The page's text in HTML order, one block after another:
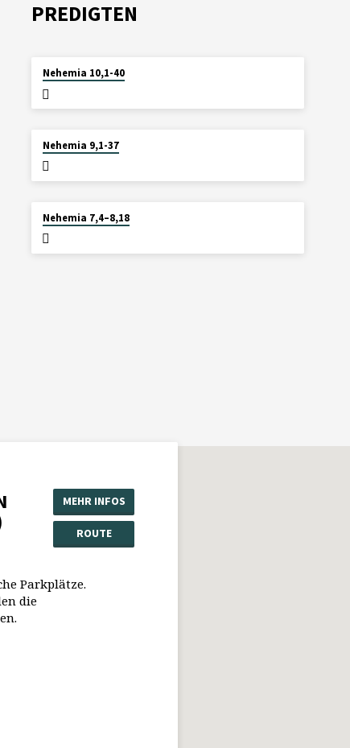
PREDIGTEN
Nehemia 10,1-40
Nehemia 9,1-37
Nehemia 7,4–8,18
MEHR INFOS
ROUTE
Parkplätze.
die